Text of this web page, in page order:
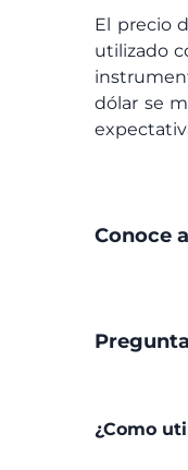
El precio
utilizado
dólar se
Conoce
¿Como